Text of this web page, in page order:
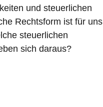
und steuerlichen
Rechtsform ist für uns
steuerlichen
sich daraus?